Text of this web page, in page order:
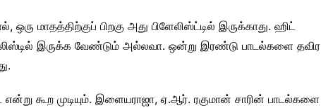
மாதத்திற்குப் பிறகு அது பிளேலிஸ்ட்டில் இருக்காது. ஹிட்
இருக்க வேண்டும் அல்லவா. ஒன்று இரண்டு பாடல்களை தவிர
கூற முடியும். இளையராஜா, ஏ.ஆர். ரகுமான் சாரின் பாடல்களை